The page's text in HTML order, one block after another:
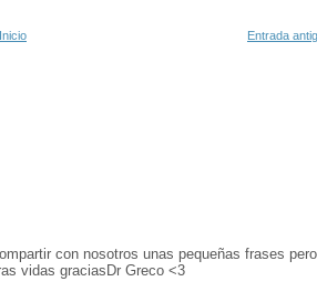
Entrada
Inicio
con nosotros unas pequeñas frases pero
vidas graciasDr Greco <3